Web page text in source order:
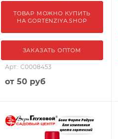
ТОВАР МОЖНО КУПИТЬ
НА GORTENZIYA.SHOP
ЗАКАЗАТЬ ОПТОМ
Арт.: С0008453
от 50 руб